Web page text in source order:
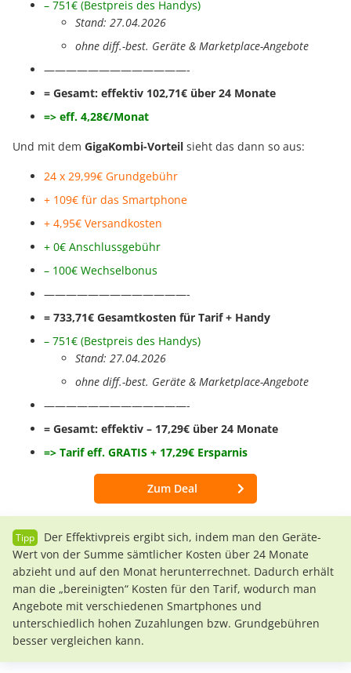
– 751€ (Bestpreis des Handys)
Stand: 27.04.2026
ohne diff.-best. Geräte & Marketplace-Angebote
—————————————-
= Gesamt: effektiv 102,71€ über 24 Monate
=> eff. 4,28€/Monat
Und mit dem GigaKombi-Vorteil sieht das dann so aus:
24 x 29,99€ Grundgebühr
+ 109€ für das Smartphone
+ 4,95€ Versandkosten
+ 0€ Anschlussgebühr
– 100€ Wechselbonus
—————————————-
= 733,71€ Gesamtkosten für Tarif + Handy
– 751€ (Bestpreis des Handys)
Stand: 27.04.2026
ohne diff.-best. Geräte & Marketplace-Angebote
—————————————-
= Gesamt: effektiv – 17,29€ über 24 Monate
=> Tarif eff. GRATIS + 17,29€ Ersparnis
Zum Deal
Der Effektivpreis ergibt sich, indem man den Geräte-
Wert von der Summe sämtlicher Kosten über 24 Monate
abzieht und auf den Monat herunterrechnet. Dadurch erhält
man die „bereinigten“ Kosten für den Tarif, wodurch man
Angebote mit verschiedenen Smartphones und
unterschiedlich hohen Zuzahlungen bzw. Grundgebühren
besser vergleichen kann.